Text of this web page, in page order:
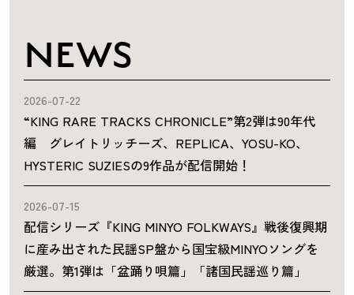
NEWS
2026-07-22
“KING RARE TRACKS CHRONICLE”第2弾は90年代
編 グレイトリッチーズ、REPLICA、YOSU-KO、
HYSTERIC SUZIESの9作品が配信開始！
2026-07-15
配信シリーズ『KING MINYO FOLKWAYS』戦後復興期
に産み出された民謡SP盤から国宝級MINYOソングを
厳選。第1弾は「盆踊り唄篇」「諸国民謡巡り篇」